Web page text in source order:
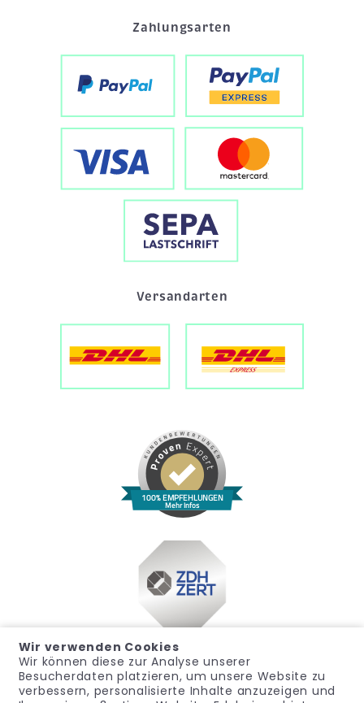
Zahlungsarten
Versandarten
100% EMPFEHLUNGEN
Mehr Infos
Wir verwenden Cookies
Wir können diese zur Analyse unserer
Besucherdaten platzieren, um unsere Website zu
verbessern, personalisierte Inhalte anzuzeigen und